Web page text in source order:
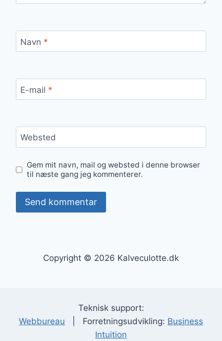
Navn *
E-mail *
Websted
Gem mit navn, mail og websted i denne browser
til næste gang jeg kommenterer.
Copyright © 2026 Kalveculotte.dk
Teknisk support:
Webbureau | Forretningsudvikling: Business
Intuition